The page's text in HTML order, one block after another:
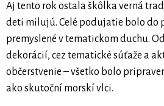
Aj tento rok ostala škôlka verná
deti milujú. Celé podujatie bolo do
premyslené v tematickom duchu.
dekorácií, cez tematické súťaže a
občerstvenie – všetko bolo
ako skutoční morskí vlci.